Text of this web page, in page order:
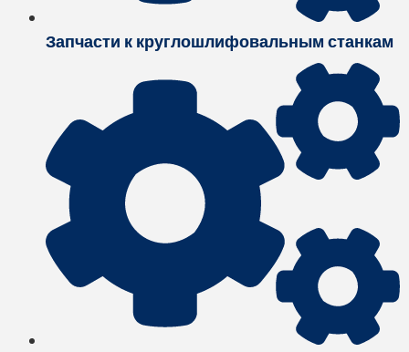
Запчасти к круглошлифовальным станкам